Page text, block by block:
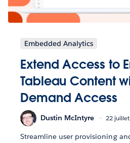
Embedded Analytics
Extend Access to
Tableau Content
Demand Access
Dustin McIntyre 22
Streamline user provisioning